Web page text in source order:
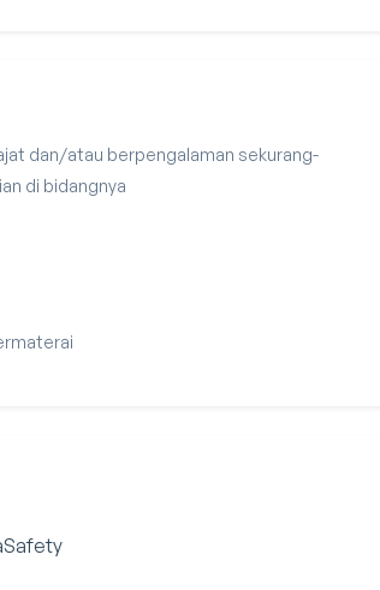
dan/atau berpengalaman sekurang-
di bidangnya